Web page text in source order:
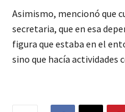
Asimismo, mencionó que
secretaria, que en esa
figura que estaba en el
sino que hacía actividades